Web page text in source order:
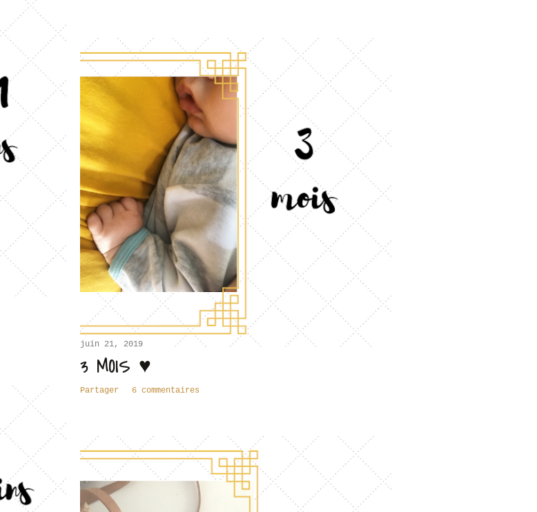
juin 21, 2019
3 MOIS ♥
Partager 6 commentaires